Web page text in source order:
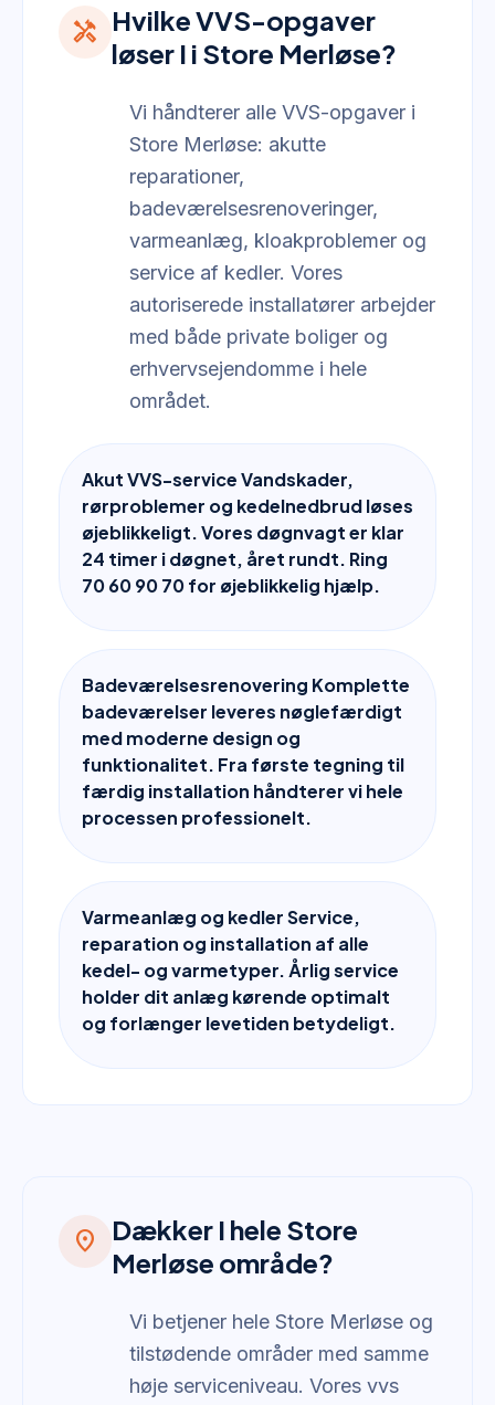
handyman Hvilke VVS-opgaver
løser I i Store Merløse?
Vi håndterer alle VVS-opgaver i
Store Merløse: akutte
reparationer,
badeværelsesrenoveringer,
varmeanlæg, kloakproblemer og
service af kedler. Vores
autoriserede installatører arbejder
med både private boliger og
erhvervsejendomme i hele
området.
Akut VVS-service Vandskader,
rørproblemer og kedelnedbrud løses
øjeblikkeligt. Vores døgnvagt er klar
24 timer i døgnet, året rundt. Ring
70 60 90 70 for øjeblikkelig hjælp.
Badeværelsesrenovering Komplette
badeværelser leveres nøglefærdigt
med moderne design og
funktionalitet. Fra første tegning til
færdig installation håndterer vi hele
processen professionelt.
Varmeanlæg og kedler Service,
reparation og installation af alle
kedel- og varmetyper. Årlig service
holder dit anlæg kørende optimalt
og forlænger levetiden betydeligt.
location_on
Dækker I hele Store
Merløse område?
Vi betjener hele Store Merløse og
tilstødende områder med samme
høje serviceniveau. Vores vvs